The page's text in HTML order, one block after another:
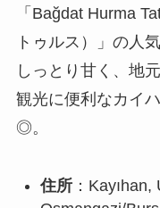
「Bağdat Hurma
トゥルス）」の人
しっとり甘く、地
観光に便利なカイ
◎。
住所：Kayıhan,